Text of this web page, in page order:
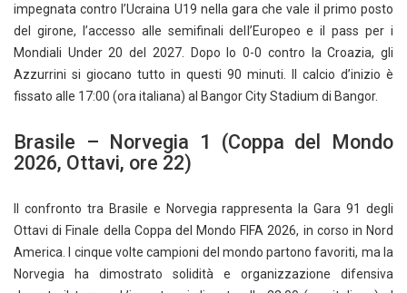
impegnata contro l’Ucraina U19 nella gara che vale il primo posto
del girone, l’accesso alle semifinali dell’Europeo e il pass per i
Mondiali Under 20 del 2027. Dopo lo 0-0 contro la Croazia, gli
Azzurrini si giocano tutto in questi 90 minuti. Il calcio d’inizio è
fissato alle 17:00 (ora italiana) al Bangor City Stadium di Bangor.
Brasile – Norvegia 1 (Coppa del Mondo
2026, Ottavi, ore 22)
Il confronto tra Brasile e Norvegia rappresenta la Gara 91 degli
Ottavi di Finale della Coppa del Mondo FIFA 2026, in corso in Nord
America. I cinque volte campioni del mondo partono favoriti, ma la
Norvegia ha dimostrato solidità e organizzazione difensiva